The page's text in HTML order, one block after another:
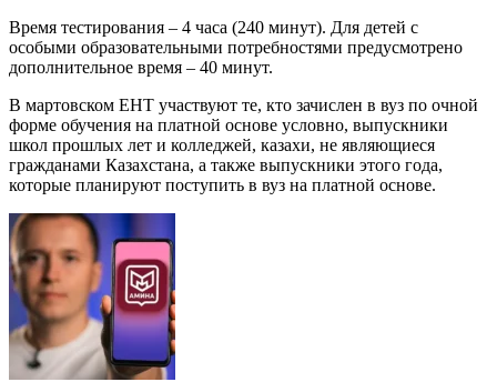
Время тестирования – 4 часа (240 минут). Для детей с
особыми образовательными потребностями предусмотрено
дополнительное время – 40 минут.
В мартовском ЕНТ участвуют те, кто зачислен в вуз по очной
форме обучения на платной основе условно, выпускники
школ прошлых лет и колледжей, казахи, не являющиеся
гражданами Казахстана, а также выпускники этого года,
которые планируют поступить в вуз на платной основе.